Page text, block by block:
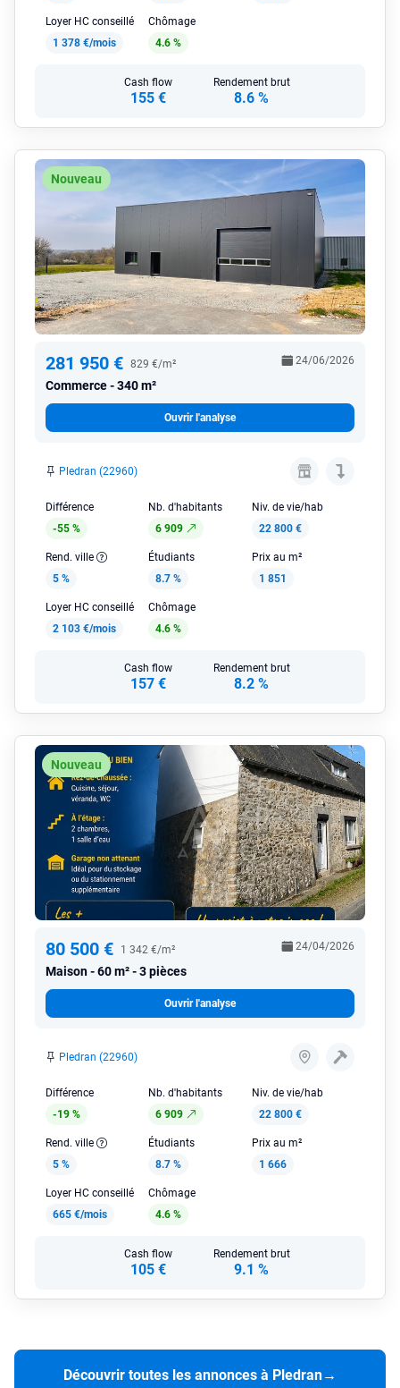
Loyer HC conseillé
1 378 €/mois
Chômage
4.6 %
Cash flow
155 €
Rendement brut
8.6 %
Nouveau
281 950 € 829 €/m²
Commerce 340 m²
24/06/2026
Ouvrir l'analyse
Pledran (22960)
Différence
-55 %
Nb. d'habitants
6 909
Niv. de vie/hab
22 800 €
Rend. ville
5 %
Étudiants
8.7 %
Prix au m²
1 851
Loyer HC conseillé
2 103 €/mois
Chômage
4.6 %
Cash flow
157 €
Rendement brut
8.2 %
Nouveau
80 500 € 1 342 €/m²
Maison 60 m² - 3 pièces
24/04/2026
Ouvrir l'analyse
Pledran (22960)
Différence
-19 %
Nb. d'habitants
6 909
Niv. de vie/hab
22 800 €
Rend. ville
5 %
Étudiants
8.7 %
Prix au m²
1 666
Loyer HC conseillé
665 €/mois
Chômage
4.6 %
Cash flow
105 €
Rendement brut
9.1 %
Découvrir toutes les annonces à Pledran→